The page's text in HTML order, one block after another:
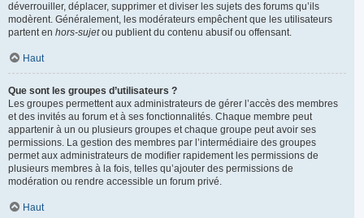
déverrouiller, déplacer, supprimer et diviser les sujets des forums qu’ils
modèrent. Généralement, les modérateurs empêchent que les utilisateurs
partent en hors-sujetou publient du contenu abusif ou offensant.
Haut
Que sont les groupes d’utilisateurs ?
Les groupes permettent aux administrateurs de gérer l’accès des membres
et des invités au forum et à ses fonctionnalités. Chaque membre peut
appartenir à un ou plusieurs groupes et chaque groupe peut avoir ses
permissions. La gestion des membres par l’intermédiaire des groupes
permet aux administrateurs de modifier rapidement les permissions de
plusieurs membres à la fois, telles qu’ajouter des permissions de
modération ou rendre accessible un forum privé.
Haut